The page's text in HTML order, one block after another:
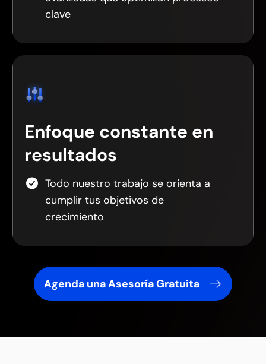
clave
Enfoque constante en
resultados
Todo nuestro trabajo se orienta a
cumplir tus objetivos de
crecimiento
Agenda una Asesoría Gratuita